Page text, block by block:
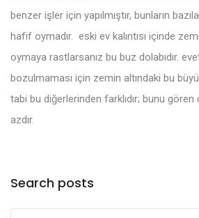
benzer işler için yapılmıştır, bunların
hafif oymadır. eski ev kalıntısı içinde
oymaya rastlarsanız bu buz dolabıdır.
bozulmaması için zemin altındaki bu
tabi bu diğerlerinden farklıdır; bunu gören
azdır.
Search posts